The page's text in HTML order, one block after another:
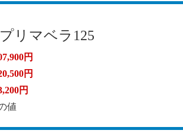
リマベラ125
円
円
円
値